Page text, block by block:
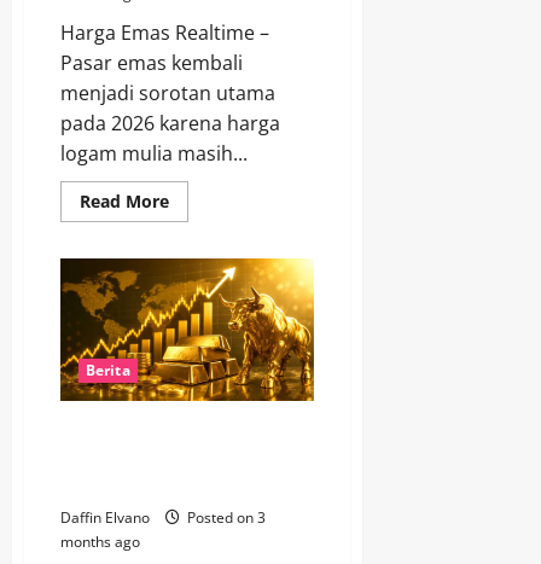
Harga Emas Realtime –
Pasar emas kembali
menjadi sorotan utama
pada 2026 karena harga
logam mulia masih...
Read MoreRead
more
2026
Memanas,
Harga
Hari
Ini
Jadi
Sorotan
Investor
Berita
Daffin Elvano
Posted on 3
months ago